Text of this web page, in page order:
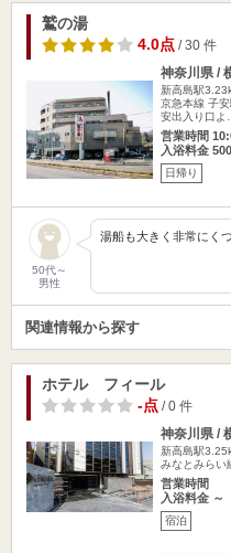
鷲の湯
4.0点/ 30 件
神奈川県 /
新高島駅
京急本線 子
安出入り口よ…
営業時間
入浴料金
日帰り
50代～
男性
湯船も大きく非常にく
関連情報から探す
ホテル フィール
-点/ 0 件
神奈川県 /
新高島駅
みなとみらい
営業時間
入浴料金 ～
宿泊